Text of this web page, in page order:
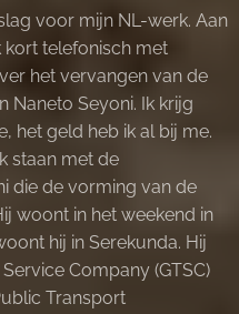
voor mijn NL-werk. Aan
kort telefonisch met
het vervangen van de
Naneto Seyoni. Ik krijg
het geld heb ik al bij me.
staan met de
die de vorming van de
woont in het weekend in
hij in Serekunda. Hij
Company (GTSC)
Transport